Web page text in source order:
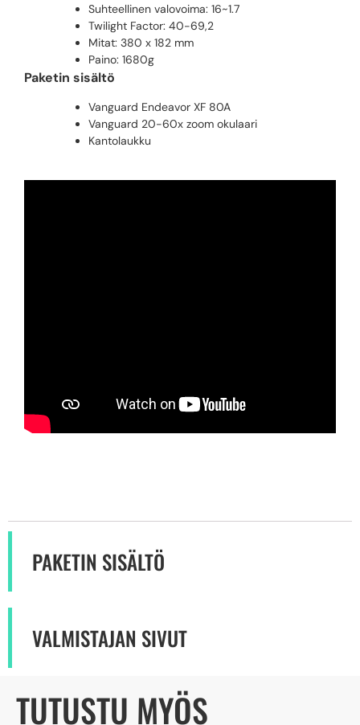
Suhteellinen valovoima: 16~1.7
Twilight Factor: 40-69,2
Mitat: 380 x 182 mm
Paino: 1680g
Paketin sisältö
Vanguard Endeavor XF 80A
Vanguard 20-60x zoom okulaari
Kantolaukku
PAKETIN SISÄLTÖ
VALMISTAJAN SIVUT
TUTUSTU MYÖS